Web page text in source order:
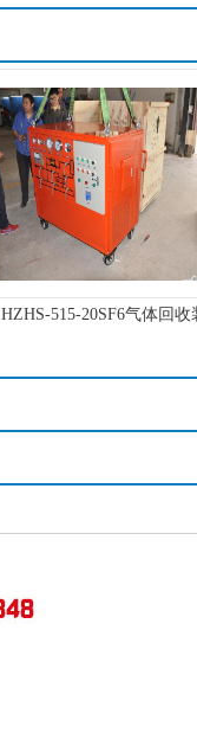
HZHS-515-20SF6气体回收